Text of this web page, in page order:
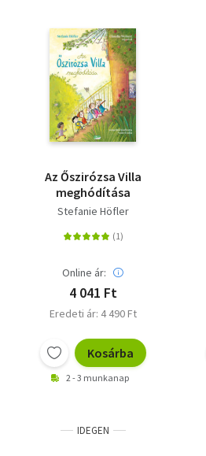
Az Őszirózsa Villa
meghódítása
Stefanie Höfler
Online ár:
4 041 Ft
Eredeti ár: 4 490 Ft
Kosárba
2 - 3 munkanap
IDEGEN